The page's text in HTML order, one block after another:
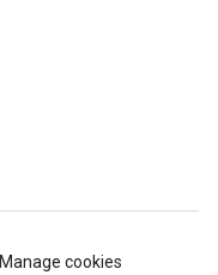
Manage cookies